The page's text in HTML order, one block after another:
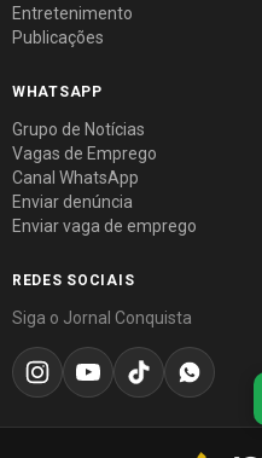
Entretenimento
Publicações
WHATSAPP
Grupo de Notícias
Vagas de Emprego
Canal WhatsApp
Enviar denúncia
Enviar vaga de emprego
REDES SOCIAIS
Siga o Jornal Conquista